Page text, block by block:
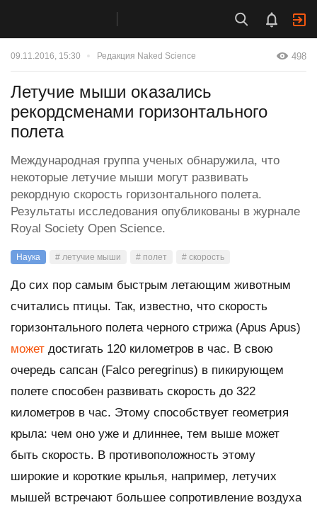
09.11.2016, 15:30 Редакция Naked Science 498
Летучие мыши оказались
рекордсменами горизонтального
полета
Международная группа ученых обнаружила, что
некоторые летучие мыши могут развивать
рекордную скорость горизонтального полета.
Результаты исследования опубликованы в журнале
Royal Society Open Science.
Наука # летучие мыши # полет # скорость
До сих пор самым быстрым летающим животным
считались птицы. Так, известно, что скорость
горизонтального полета черного стрижа (Apus Apus)
может достигать 120 километров в час. В свою
очередь сапсан (Falco peregrinus) в пикирующем
полете способен развивать скорость до 322
километров в час. Этому способствует геометрия
крыла: чем оно уже и длиннее, тем выше может
быть скорость. В противоположность этому
широкие и короткие крылья, например, летучих
мышей встречают большее сопротивление воздуха